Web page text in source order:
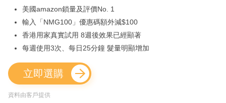
美國amazon鎖量及評價No. 1
輸入「NMG100」優惠碼額外減$100
香港用家真實試用 8週後效果已經顯著
每週使用3次、每日25分鐘 髮量明顯增加
立即選購
資料由客戶提供